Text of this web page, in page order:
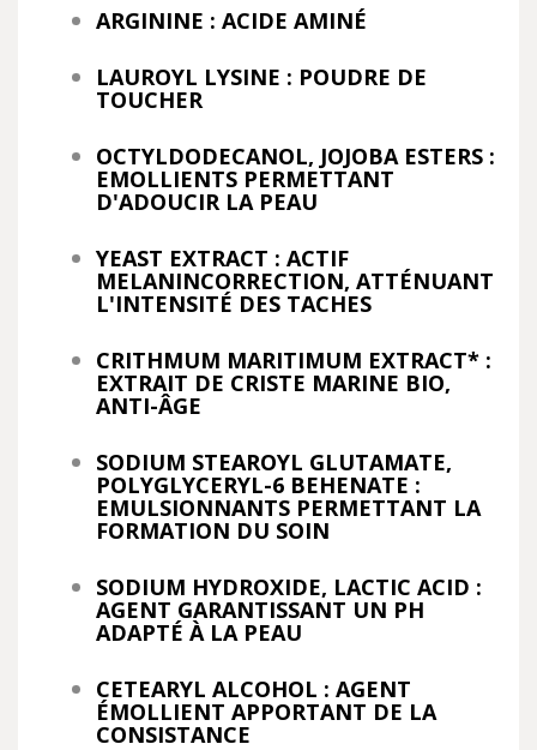
ARGININE : ACIDE AMINÉ
LAUROYL LYSINE : POUDRE DE
TOUCHER
OCTYLDODECANOL, JOJOBA ESTERS :
EMOLLIENTS PERMETTANT
D'ADOUCIR LA PEAU
YEAST EXTRACT : ACTIF
MELANINCORRECTION, ATTÉNUANT
L'INTENSITÉ DES TACHES
CRITHMUM MARITIMUM EXTRACT* :
EXTRAIT DE CRISTE MARINE BIO,
ANTI-ÂGE
SODIUM STEAROYL GLUTAMATE,
POLYGLYCERYL-6 BEHENATE :
EMULSIONNANTS PERMETTANT LA
FORMATION DU SOIN
SODIUM HYDROXIDE, LACTIC ACID :
AGENT GARANTISSANT UN PH
ADAPTÉ À LA PEAU
CETEARYL ALCOHOL : AGENT
ÉMOLLIENT APPORTANT DE LA
CONSISTANCE